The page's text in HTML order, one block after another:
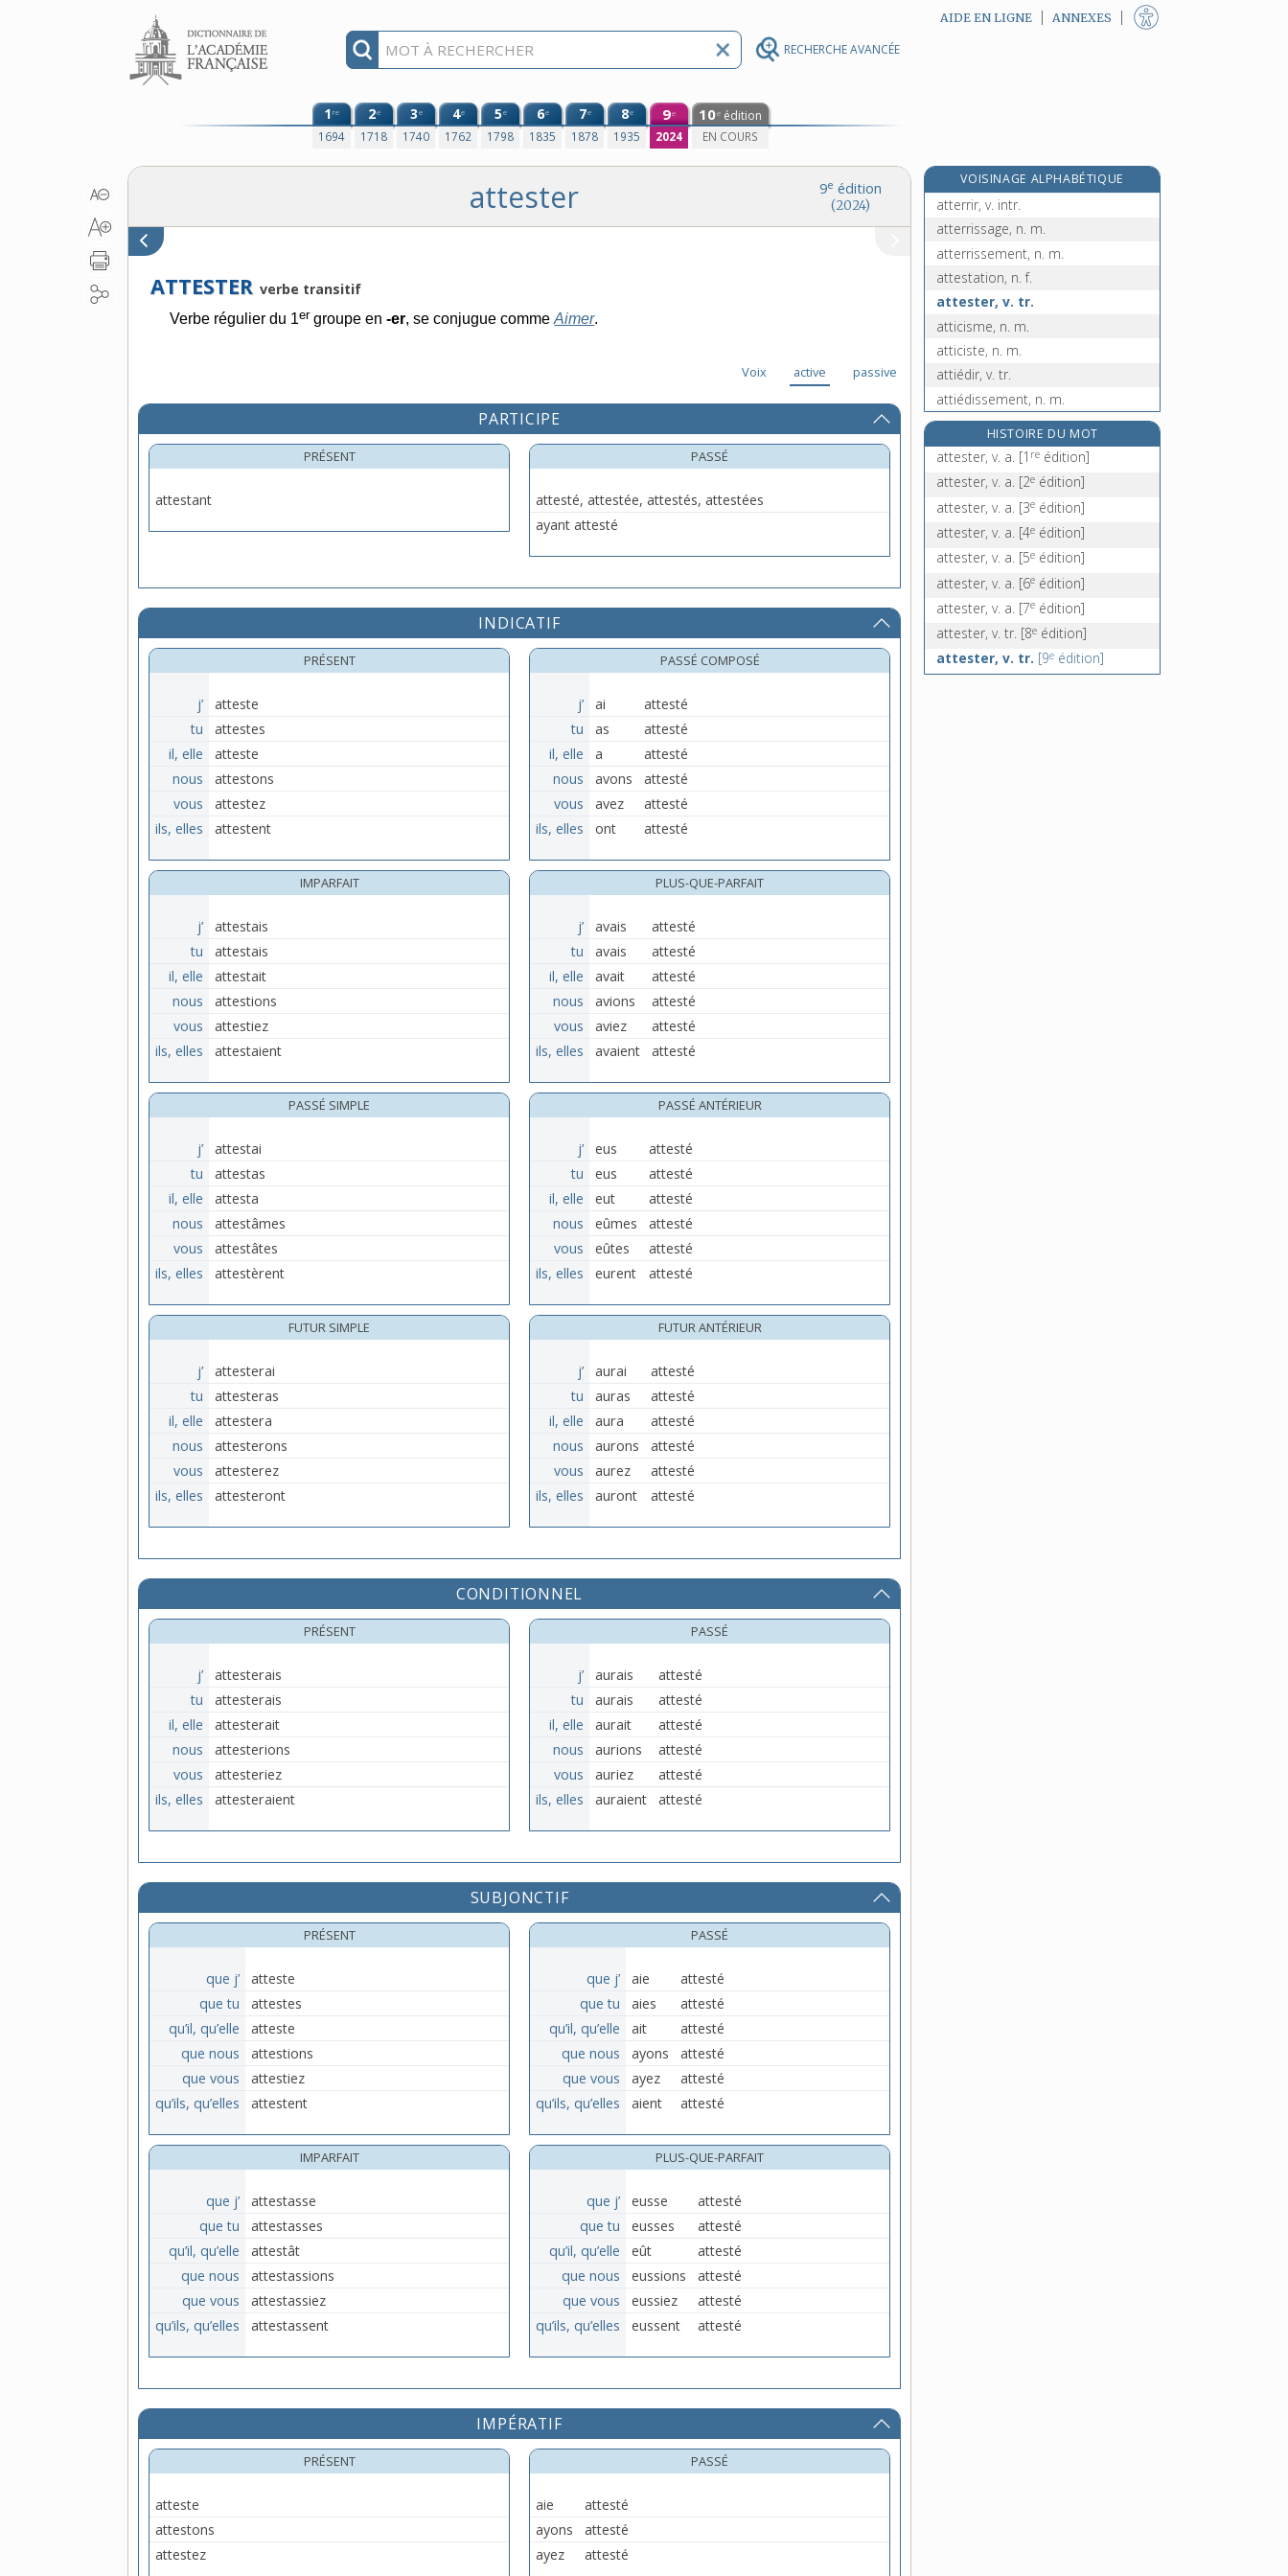
RECHERCHE AVANCÉE
Aller au contenu AIDE EN LIGNE ANNEXES
1re
1694
2e
1718
3e
1740
4e
1762
5e
1798
6e
1835
7e
1878
8e
1935
9e
2024
10e édition
EN COURS
9e édition
(2024)
attester
ATTESTER verbe transitif
Verbe régulier du 1ergroupe en-er, se conjugue commeAimer.
Voix active passive
PARTICIPE
PRÉSENT
attestant
PASSÉ
attesté, attestée, attestés, attestées
ayant attesté
INDICATIF
PRÉSENT
j’
atteste
tu
attestes
il, elle
atteste
nous
attestons
vous
attestez
ils, elles
attestent
IMPARFAIT
j’
attestais
tu
attestais
il, elle
attestait
nous
attestions
vous
attestiez
ils, elles
attestaient
PASSÉ SIMPLE
j’
attestai
tu
attestas
il, elle
attesta
nous
attestâmes
vous
attestâtes
ils, elles
attestèrent
FUTUR SIMPLE
j’
attesterai
tu
attesteras
il, elle
attestera
nous
attesterons
vous
attesterez
ils, elles
attesteront
PASSÉ COMPOSÉ
j’ ai
attesté
tu
as
attesté
il, elle
a
attesté
nous
avons
attesté
vous
avez
attesté
ils, elles
ont attesté
PLUS-QUE-PARFAIT
j’ avais
attesté
tu
avais
attesté
il, elle
avait
attesté
nous
avions
attesté
vous
aviez
attesté
ils, elles
avaient attesté
PASSÉ ANTÉRIEUR
j’ eus
attesté
tu
eus
attesté
il, elle
eut
attesté
nous
eûmes
attesté
vous
eûtes
attesté
ils, elles
eurent attesté
FUTUR ANTÉRIEUR
j’ aurai
attesté
tu
auras
attesté
il, elle
aura
attesté
nous
aurons
attesté
vous
aurez
attesté
ils, elles
auront attesté
CONDITIONNEL
PRÉSENT
j’
attesterais
tu
attesterais
il, elle
attesterait
nous
attesterions
vous
attesteriez
ils, elles
attesteraient
PASSÉ
j’ aurais
attesté
tu
aurais
attesté
il, elle
aurait
attesté
nous
aurions
attesté
vous
auriez
attesté
ils, elles
auraient attesté
SUBJONCTIF
PRÉSENT
que j’
atteste
que tu
attestes
qu’il, qu’elle
atteste
que nous
attestions
que vous
attestiez
qu’ils, qu’elles
attestent
IMPARFAIT
que j’
attestasse
que tu
attestasses
qu’il, qu’elle
attestât
que nous
attestassions
que vous
attestassiez
qu’ils, qu’elles
attestassent
PASSÉ
que j’ aie
attesté
que tu
aies
attesté
qu’il, qu’elle
ait
attesté
que nous
ayons
attesté
que vous
ayez
attesté
qu’ils, qu’elles
aient attesté
PLUS-QUE-PARFAIT
que j’ eusse
attesté
que tu
eusses
attesté
qu’il, qu’elle
eût
attesté
que nous
eussions
attesté
que vous
eussiez
attesté
qu’ils, qu’elles
eussent attesté
IMPÉRATIF
PRÉSENT
atteste
attestons
attestez
PASSÉ
aie
attesté
ayons
attesté
ayez
attesté
VOISINAGE ALPHABÉTIQUE
atterrer, v. tr.
atterrir, v. intr.
atterrissage, n. m.
atterrissement, n. m.
attestation, n. f.
attester, v. tr.
atticisme, n. m.
atticiste, n. m.
attiédir, v. tr.
attiédissement, n. m.
attifement, n. m.
attifer, v. tr.
HISTOIRE DU MOT
attester, v. a. [1 re édition]
attester, v. a. [2e édition]
attester, v. a. [3e édition]
attester, v. a. [4e édition]
attester, v. a. [5e édition]
attester, v. a. [6e édition]
attester, v. a. [7e édition]
attester, v. tr. [8e édition]
attester, v. tr. [9e édition]